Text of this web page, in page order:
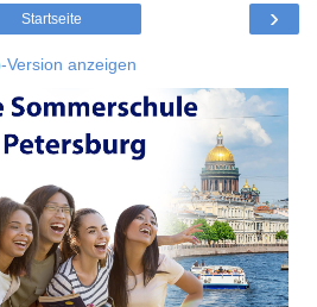
›
Startseite
Version anzeigen